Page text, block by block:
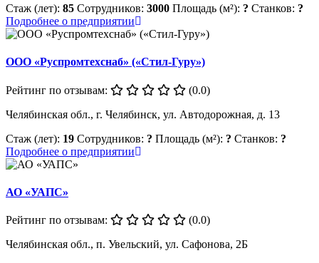
Стаж (лет): 85 Сотрудников: 3000 Площадь (м²): ? Станков: ?
Подробнее о предприятии
ООО «Руспромтехснаб» («Стил-Гуру»)
Рейтинг по отзывам:
(0.0)
Челябинская обл., г. Челябинск, ул. Автодорожная, д. 13
Стаж (лет): 19 Сотрудников: ? Площадь (м²): ? Станков: ?
Подробнее о предприятии
АО «УАПС»
Рейтинг по отзывам:
(0.0)
Челябинская обл., п. Увельский, ул. Сафонова, 2Б